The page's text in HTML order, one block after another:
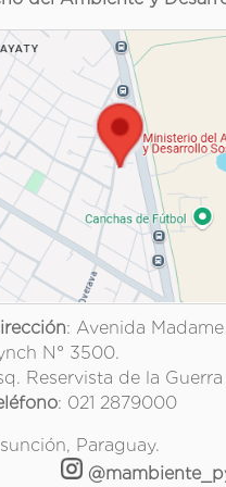
: Avenida Madame
N° 3500.
Reservista de la
: 021 2879000
Paraguay.